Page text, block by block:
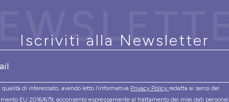
Iscriviti alla Newsletter
qualità di interessato, avendo letto l’informativa Privacy Policy redatta ai sensi del
EU 2016/679, acconsento espressamente al trattamento dei miei dati